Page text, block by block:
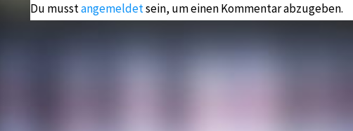
Du musstangemeldetsein, um einen Kommentar abzugeben.